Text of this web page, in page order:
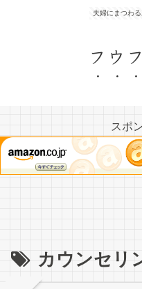
夫婦にまつわ
フウ
スポ
カウンセリ